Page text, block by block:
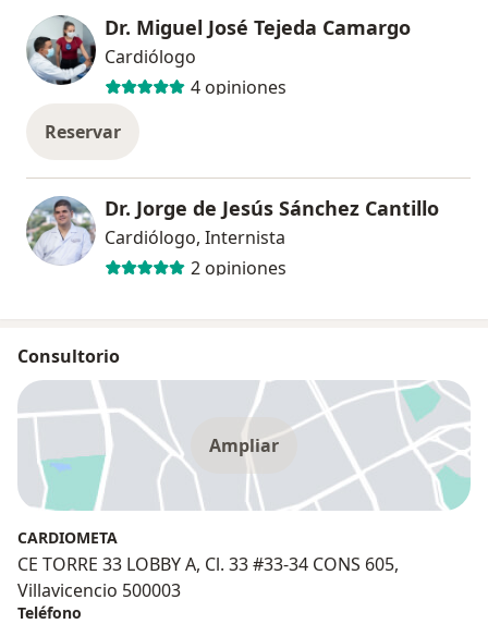
Dr. Miguel José Tejeda Camargo
Cardiólogo
4 opiniones
Reservar
Dr. Jorge de Jesús Sánchez Cantillo
Cardiólogo, Internista
2 opiniones
Consultorio
Ampliar
CARDIOMETA
CE TORRE 33 LOBBY A, Cl. 33 #33-34 CONS 605,
Villavicencio 500003
Teléfono